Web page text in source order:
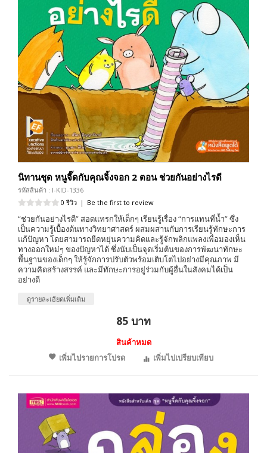
นิทานชุด หนูจี๊ดกับคุณจิ้งจอก 2 ตอน ช่วยกันอย่างไรดี
รหัสสินค้า : I-KID-1336
0 รีวิว | Be the first to review
“ช่วยกันอย่างไรดี” สอดแทรกให้เด็กๆ เรียนรู้เรื่อง “การแทนที่น้ำ” ซึ่ง
เป็นความรู้เบื้องต้นทางวิทยาศาสตร์ ผสมผสานกับการเรียนรู้ทักษะการ
แก้ปัญหา โดยสามารถยืดหยุ่นความคิดและรู้จักพลิกแพลงเพื่อมองเห็น
ทางออกใหม่ๆ ของปัญหาได้ ซึ่งนับเป็นจุดเริ่มต้นของการพัฒนาทักษะ
พื้นฐานของเด็กๆ ให้รู้จักการปรับตัวพร้อมเติบโตไปอย่างมีคุณภาพ มี
ความคิดสร้างสรรค์ และมีทักษะการอยู่ร่วมกับผู้อื่นในสังคมได้เป็น
อย่างดี
ดูรายละเอียดเพิ่มเติม
85 บาท
สินค้าหมด
เพิ่มไปรายการโปรด
เพิ่มไปเปรียบเทียบ